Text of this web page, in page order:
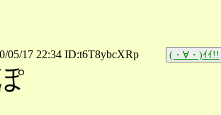
05/17 22:34 ID:t6T8ybcXRp (・∀・)ｲｲ!!